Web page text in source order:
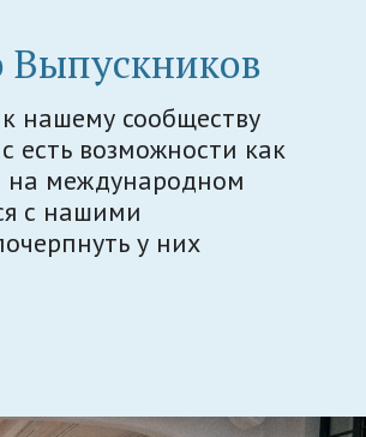
Выпускников
нашему сообществу
есть возможности как
на международном
с нашими
у них